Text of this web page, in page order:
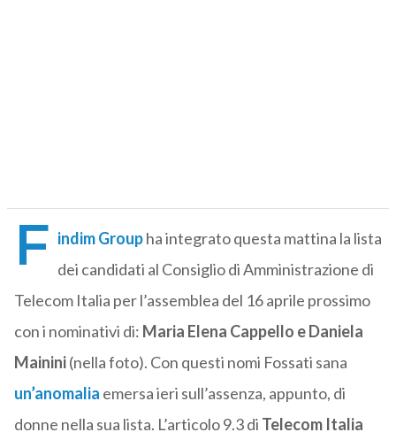
F indim Groupha integrato questa mattina la lista
dei candidati al Consiglio di Amministrazione di
Telecom Italia per l’assemblea del 16 aprile prossimo
con i nominativi di: Maria Elena Cappello e Daniela
Mainini(nella foto). Con questi nomi Fossati sana
un’anomalia emersa ieri sull’assenza, appunto, di
donne nella sua lista. L’articolo 9.3 di Telecom Italia